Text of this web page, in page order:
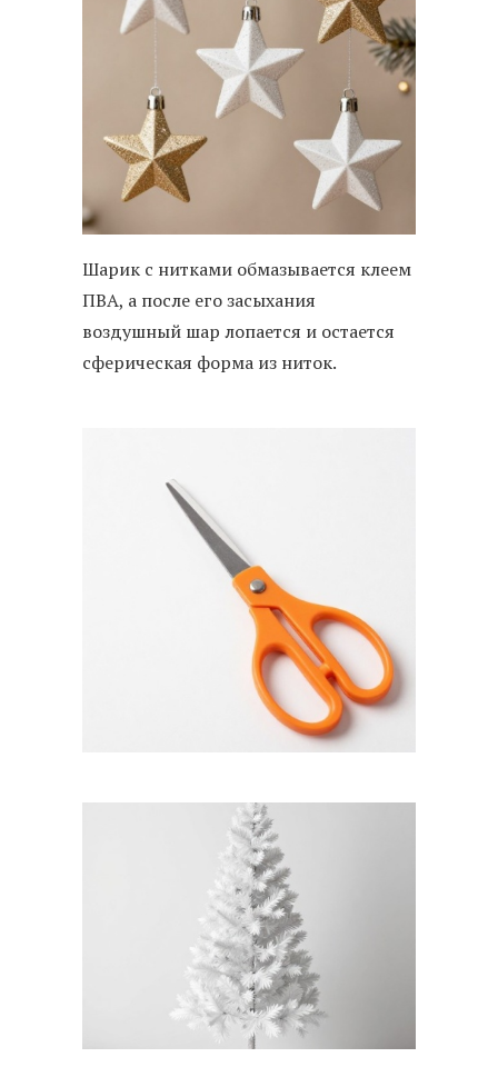
Шарик с нитками обмазывается клеем
ПВА, а после его засыхания
воздушный шар лопается и остается
сферическая форма из ниток.